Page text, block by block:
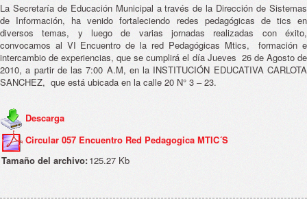
La Secretaría de Educación Municipal a través de la Dirección de Sistemas
de Información, ha venido fortaleciendo redes pedagógicas de tics en
diversos temas, y luego de varias jornadas realizadas con éxito,
convocamos al VI Encuentro de la red Pedagógicas Mtics, formación e
intercambio de experiencias, que se cumplirá el día Jueves 26 de Agosto de
2010, a partir de las 7:00 A.M, en la INSTITUCIÓN EDUCATIVA CARLOTA
SANCHEZ, que está ubicada en la calle 20 N° 3 – 23.
Descarga
Circular 057 Encuentro Red Pedagogica MTIC´S
Tamaño del archivo:125.27 Kb